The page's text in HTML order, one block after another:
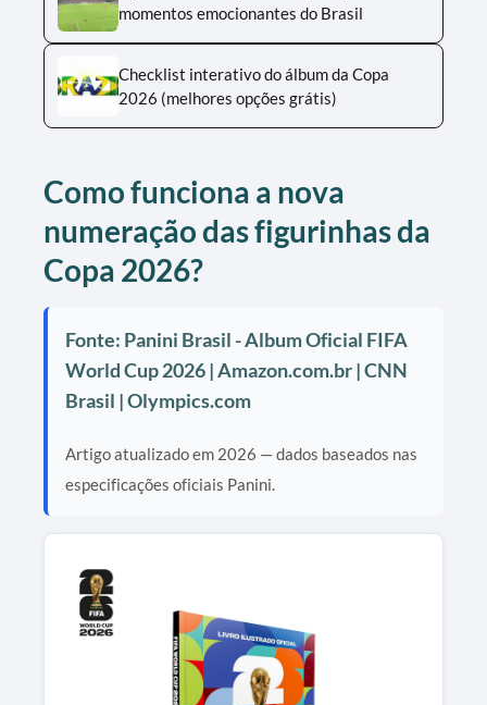
momentos emocionantes do Brasil
Checklist interativo do álbum da Copa
2026 (melhores opções grátis)
Como funciona a nova
numeração das figurinhas da
Copa 2026?
Fonte: Panini Brasil - Album Oficial FIFA
World Cup 2026 | Amazon.com.br | CNN
Brasil | Olympics.com
Artigo atualizado em 2026 — dados baseados nas
especificações oficiais Panini.